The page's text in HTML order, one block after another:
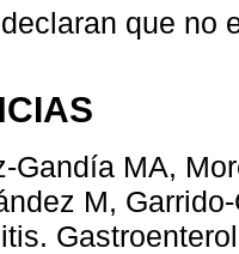
que no
Gandía MA,
M,